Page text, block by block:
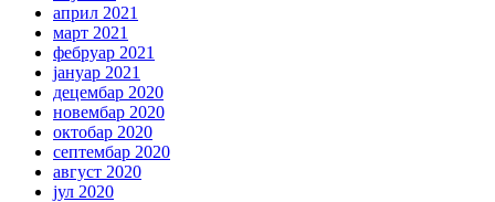
април 2021
март 2021
фебруар 2021
јануар 2021
децембар 2020
новембар 2020
октобар 2020
септембар 2020
август 2020
јул 2020